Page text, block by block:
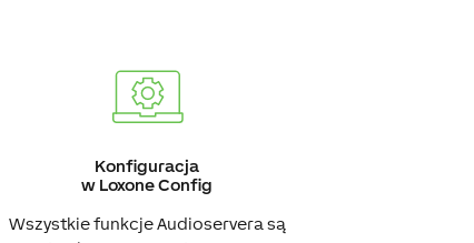
Konfiguracja
w Loxone Config
Wszystkie funkcje Audioservera są